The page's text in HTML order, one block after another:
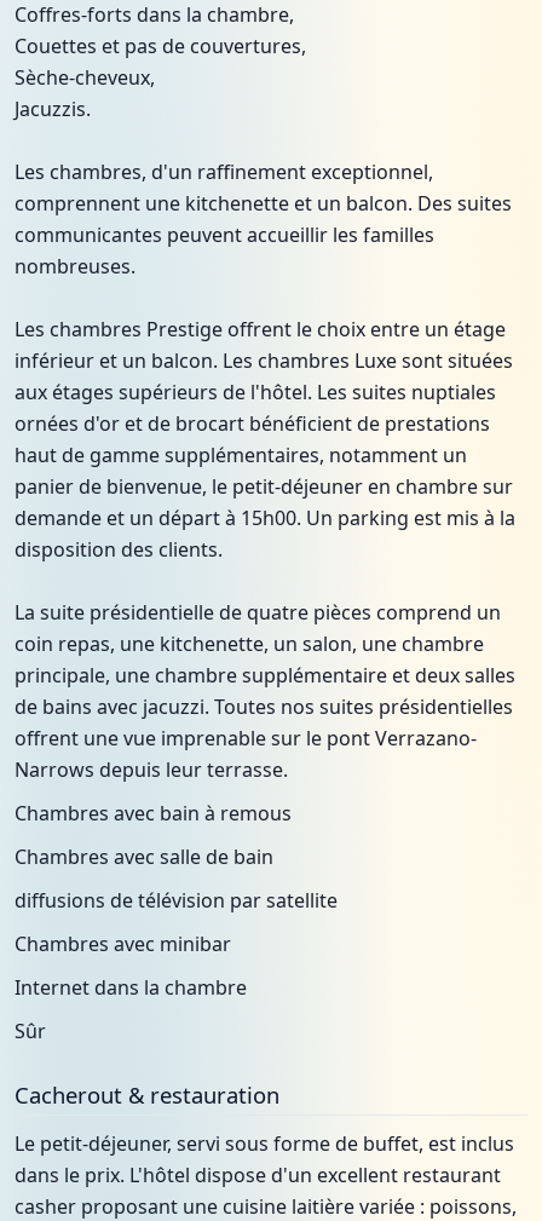
Coffres-forts dans la chambre,
Couettes et pas de couvertures,
Sèche-cheveux,
Jacuzzis.
Les chambres, d'un raffinement exceptionnel,
comprennent une kitchenette et un balcon. Des suites
communicantes peuvent accueillir les familles
nombreuses.
Les chambres Prestige offrent le choix entre un étage
inférieur et un balcon. Les chambres Luxe sont situées
aux étages supérieurs de l'hôtel. Les suites nuptiales
ornées d'or et de brocart bénéficient de prestations
haut de gamme supplémentaires, notamment un
panier de bienvenue, le petit-déjeuner en chambre sur
demande et un départ à 15h00. Un parking est mis à la
disposition des clients.
La suite présidentielle de quatre pièces comprend un
coin repas, une kitchenette, un salon, une chambre
principale, une chambre supplémentaire et deux salles
de bains avec jacuzzi. Toutes nos suites présidentielles
offrent une vue imprenable sur le pont Verrazano-
Narrows depuis leur terrasse.
Chambres avec bain à remous
Chambres avec salle de bain
diffusions de télévision par satellite
Chambres avec minibar
Internet dans la chambre
Sûr
Cacherout & restauration
Le petit-déjeuner, servi sous forme de buffet, est inclus
dans le prix. L'hôtel dispose d'un excellent restaurant
casher proposant une cuisine laitière variée : poissons,